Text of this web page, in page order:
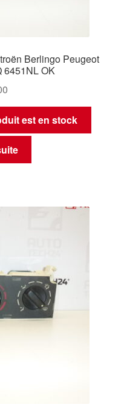
Berlingo Peugeot
6451NL OK
est en stock